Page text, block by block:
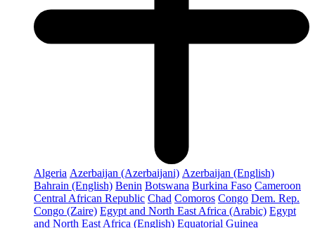
Algeria Azerbaijan (Azerbaijani) Azerbaijan (English)
Bahrain (English) Benin Botswana Burkina Faso Cameroon
Central African Republic Chad Comoros Congo Dem. Rep.
Congo (Zaire) Egypt and North East Africa (Arabic) Egypt
and North East Africa (English) Equatorial Guinea